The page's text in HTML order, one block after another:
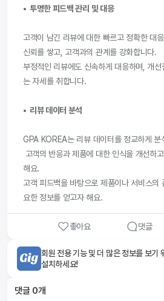
•  투명한 피드백 관리 및 대응
고객이 남긴 리뷰에 대한 빠르고 정확한 대
신뢰를 쌓고, 고객과의 관계를 강화합니다.
부정적인 리뷰에도 신속하게 대응하며, 개
는 자세를 취합니다.
•  리뷰 데이터 분석
GPA KOREA는 리뷰 데이터를 정교하게 분
고객의 반응과 제품에 대한 인식을 개선하
해요.
고객 피드백을 바탕으로 제품이나 서비스의
요한 정보를 얻고자 해요.
좋아요 댓글
회원 전용 기능 및 더 많은 정보를 보기
설치하세요!
댓글 0개